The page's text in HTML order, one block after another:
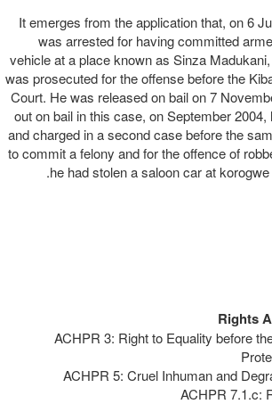
It emerges from the application that, on 6
was arrested for having committed
vehicle at a place known as Sinza
was prosecuted for the offense before the
Court. He was released on bail on 7
out on bail in this case, on September
and charged in a second case before the
to commit a felony and for the offence of
he had stolen a saloon car at
Rights
ACHPR 3: Right to Equality before
ACHPR 5: Cruel Inhuman and
ACHPR 7.1.c: